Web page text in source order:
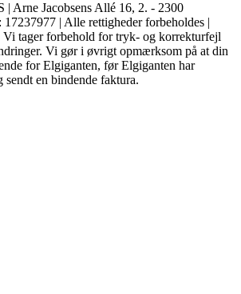
Arne Jacobsens Allé 16, 2. - 2300
| Alle rettigheder forbeholdes |
Vi tager forbehold for tryk- og korrekturfejl
Vi gør i øvrigt opmærksom på at din
for Elgiganten, før Elgiganten har
sendt en bindende faktura.